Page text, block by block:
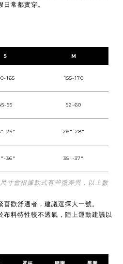
常都實穿。
S M
165 155-170
55 52-60
25" 26"-28"
36" 35"-37"
寸會根據款式有些微差異，以上數
喜歡舒適者， 建議選擇大一號。
布料特性較不透氣，陸上運動建議以